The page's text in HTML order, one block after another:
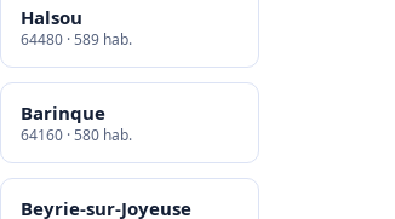
Halsou
64480 · 589 hab.
Barinque
64160 · 580 hab.
Beyrie-sur-Joyeuse